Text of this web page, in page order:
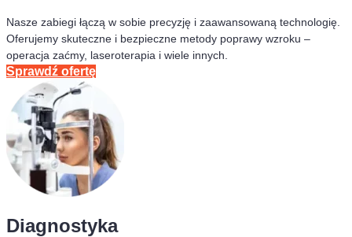
Nasze zabiegi łączą w sobie precyzję i zaawansowaną technologię.
Oferujemy skuteczne i bezpieczne metody poprawy wzroku –
operacja zaćmy, laseroterapia i wiele innych.
Sprawdź ofertę
Diagnostyka